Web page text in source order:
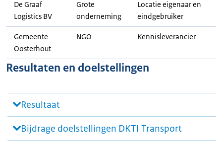
De Graaf
Logistics BV
Grote
onderneming
Locatie eigenaar en
eindgebruiker
Gemeente
Oosterhout
NGO Kennisleverancier
Resultaten en doelstellingen
Resultaat
Bijdrage doelstellingen DKTI Transport